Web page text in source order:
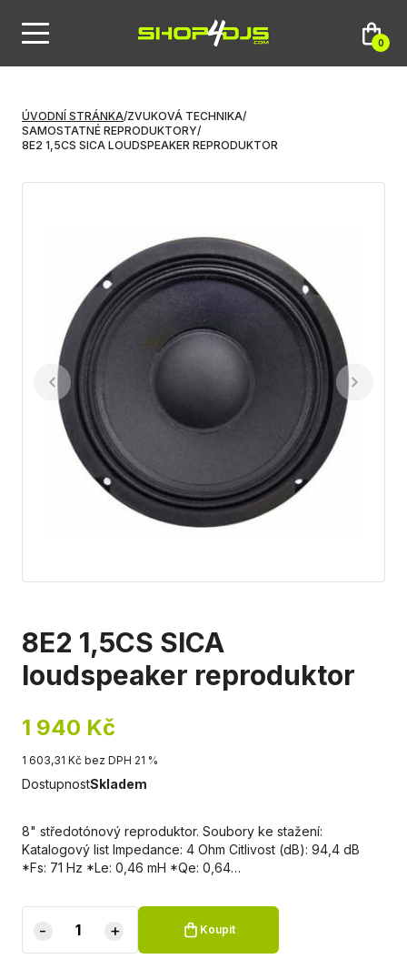
0
ÚVODNÍ STRÁNKA/ZVUKOVÁ TECHNIKA/
SAMOSTATNÉ REPRODUKTORY/
8E2 1,5CS SICA LOUDSPEAKER REPRODUKTOR
8E2 1,5CS SICA
loudspeaker reproduktor
1 940 Kč
1 603,31 Kč bez DPH 21 %
DostupnostSkladem
8" středotónový reproduktor. Soubory ke stažení:
Katalogový list Impedance: 4 Ohm Citlivost (dB): 94,4 dB
*Fs: 71 Hz *Le: 0,46 mH *Qe: 0,64…
- + Koupit